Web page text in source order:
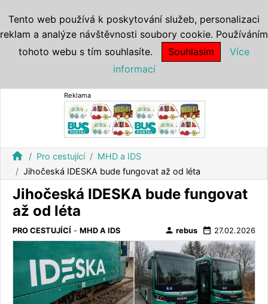
Reklama
home Pro cestující
MHD a IDS
Jihočeská IDESKA bude fungovat až od léta
Jihočeská IDESKA bude fungovat
až od léta
PRO CESTUJÍCÍ - MHD A IDS person rebus date_range 27.02.2026
Tento web používá k poskytování služeb, personalizaci
reklam a analýze návštěvnosti soubory cookie. Používáním
tohoto webu s tím souhlasíte.
Souhlasím
Více
informací